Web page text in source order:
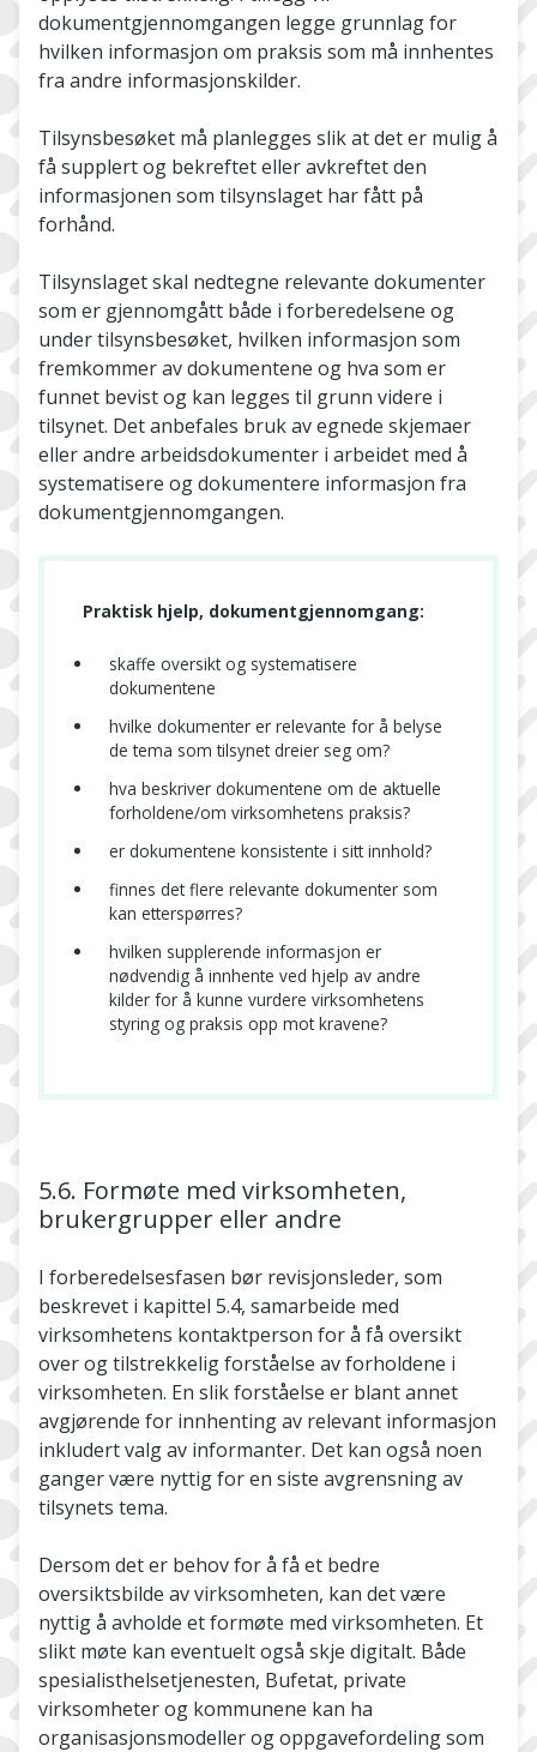
dokumentgjennomgangen legge grunnlag for
hvilken informasjon om praksis som må innhentes
fra andre informasjonskilder.
Tilsynsbesøket må planlegges slik at det er mulig å
få supplert og bekreftet eller avkreftet den
informasjonen som tilsynslaget har fått på
forhånd.
Tilsynslaget skal nedtegne relevante dokumenter
som er gjennomgått både i forberedelsene og
under tilsynsbesøket, hvilken informasjon som
fremkommer av dokumentene og hva som er
funnet bevist og kan legges til grunn videre i
tilsynet. Det anbefales bruk av egnede skjemaer
eller andre arbeidsdokumenter i arbeidet med å
systematisere og dokumentere informasjon fra
dokumentgjennomgangen.
Praktisk hjelp, dokumentgjennomgang:
skaffe oversikt og systematisere
dokumentene
hvilke dokumenter er relevante for å belyse
de tema som tilsynet dreier seg om?
hva beskriver dokumentene om de aktuelle
forholdene/om virksomhetens praksis?
er dokumentene konsistente i sitt innhold?
finnes det flere relevante dokumenter som
kan etterspørres?
hvilken supplerende informasjon er
nødvendig å innhente ved hjelp av andre
kilder for å kunne vurdere virksomhetens
styring og praksis opp mot kravene?
5.6. Formøte med virksomheten,
brukergrupper eller andre
I forberedelsesfasen bør revisjonsleder, som
beskrevet i kapittel 5.4, samarbeide med
virksomhetens kontaktperson for å få oversikt
over og tilstrekkelig forståelse av forholdene i
virksomheten. En slik forståelse er blant annet
avgjørende for innhenting av relevant informasjon
inkludert valg av informanter. Det kan også noen
ganger være nyttig for en siste avgrensning av
tilsynets tema.
Dersom det er behov for å få et bedre
oversiktsbilde av virksomheten, kan det være
nyttig å avholde et formøte med virksomheten. Et
slikt møte kan eventuelt også skje digitalt. Både
spesialisthelsetjenesten, Bufetat, private
virksomheter og kommunene kan ha
organisasjonsmodeller og oppgavefordeling som